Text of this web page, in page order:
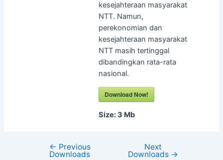
kesejahteraan masyarakat
NTT. Namun,
perekonomian dan
kesejahteraan masyarakat
NTT masih tertinggal
dibandingkan rata-rata
nasional.
Download Now!
Size:3 Mb
← Previous
Downloads
Next
Downloads →